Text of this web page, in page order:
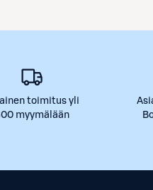
toimitus yli
myymälään